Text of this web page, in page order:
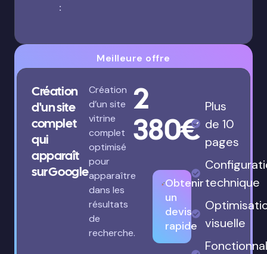
:
Meilleure offre
Création
d'un site
complet
qui
apparaît
sur Google
Création
d’un site
vitrine
complet
optimisé
pour
apparaître
dans les
résultats
de
recherche.
2
380€
Obtenir
un
devis
rapide
Plus
de 10
pages
technique
visuelle